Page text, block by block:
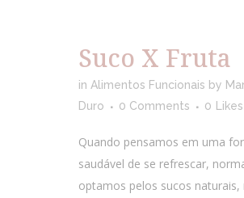
Suco X Fruta
in Alimentos Funcionais by
Duro
0 Comments 0 Likes
Quando pensamos em uma
saudável de se refrescar,
optamos pelos sucos naturais,